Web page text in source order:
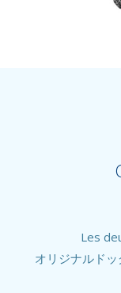
Les
オリジナルドッ